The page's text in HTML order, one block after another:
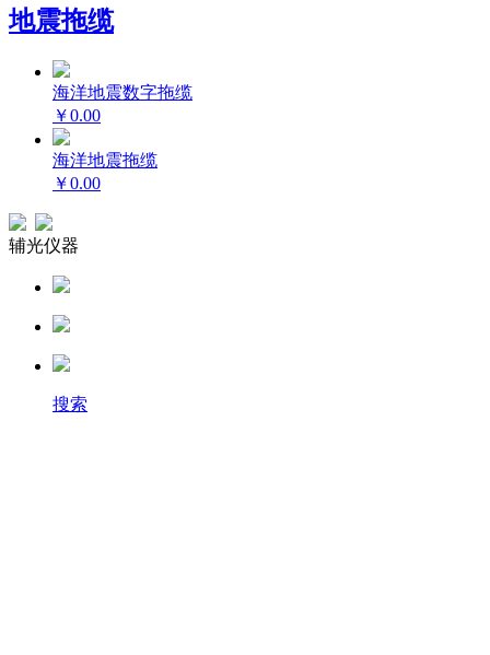
地震拖缆
海洋地震数字拖缆
￥0.00
海洋地震拖缆
￥0.00
辅光仪器
搜索